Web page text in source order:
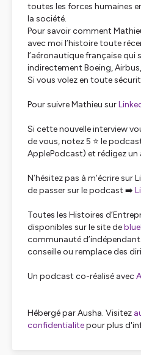
toutes les forces humaines
la société.
Pour savoir comment
avec moi l’histoire toute
l’aéronautique française qui
indirectement Boeing,
Si vous volez en toute
Pour suivre Mathieu sur
Si cette nouvelle interview
de vous, notez 5 ⭐ le
ApplePodcast) et rédigez un
N’hésitez pas à m’écrire sur
de passer sur le podcast ➡️
Toutes les Histoires
disponibles sur le site de
communauté
conseille ou remplace des
Un podcast co-réalisé avec
Hébergé par Ausha. Visitez
confidentialitepour plus